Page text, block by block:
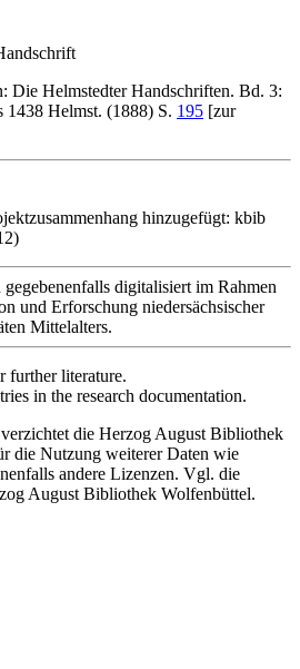
Die Helmstedter Handschriften. Bd. 3:
Helmst. (1888) S. 195 [zur
hinzugefügt: kbib
digitalisiert im Rahmen
und Erforschung niedersächsischer
Mittelalters.
further literature.
in the research documentation.
die Herzog August Bibliothek
die Nutzung weiterer Daten wie
andere Lizenzen. Vgl. die
August Bibliothek Wolfenbüttel.